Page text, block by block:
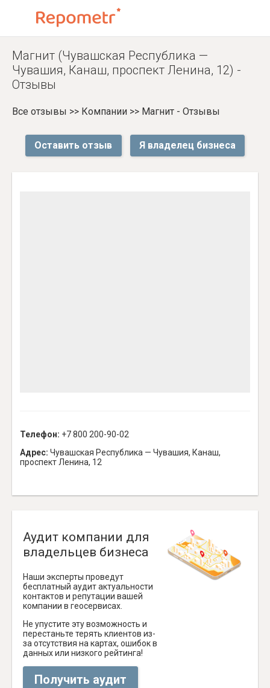
Магнит (Чувашская Республика —
Чувашия, Канаш, проспект Ленина, 12) -
Отзывы
Все отзывы >> Компании >> Магнит - Отзывы
Оставить отзыв Я владелец бизнеса
Телефон: +7 800 200-90-02
Адрес: Чувашская Республика — Чувашия, Канаш,
проспект Ленина, 12
Аудит компании для
владельцев бизнеса
Наши эксперты проведут
бесплатный аудит актуальности
контактов и репутации вашей
компании в геосервисах.
Не упустите эту возможность и
перестаньте терять клиентов из-
за отсутствия на картах, ошибок в
данных или низкого рейтинга!
Получить аудит